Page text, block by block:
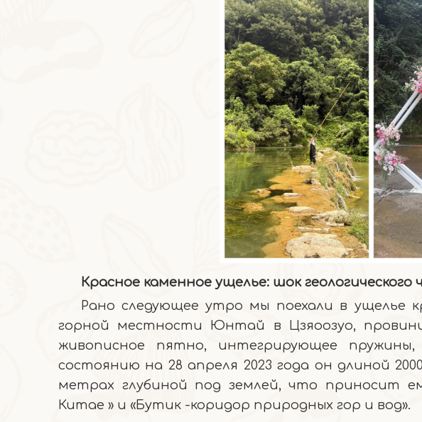
Красное каменное ущелье: шок геологического
Рано следующее утро мы поехали в ущелье
горной местности Юнтай в Цзяоозуо,
живописное пятно, интегрирующее
состоянию на 28 апреля 2023 года он длиной
метрах глубиной под землей, что приносит
Китае » и «Бутик -коридор природных гор и вод».